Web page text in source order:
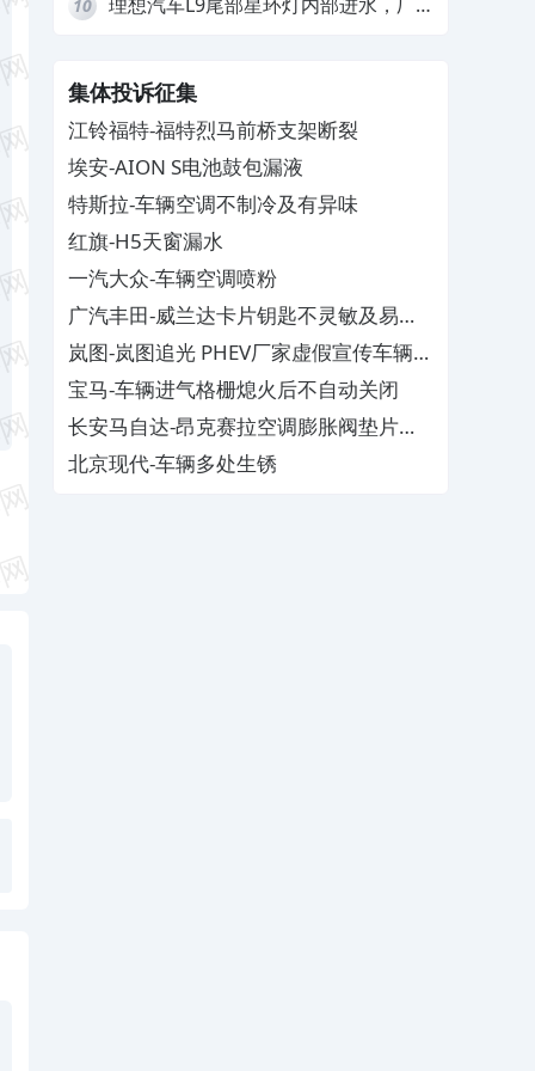
10
集体投诉征集
江铃福特-福特烈马前桥支架断裂
埃安-AION S电池鼓包漏液
特斯拉-车辆空调不制冷及有异味
红旗-H5天窗漏水
一汽大众-车辆空调喷粉
广汽丰田-威兰达卡片钥匙不灵敏及易消
磁
岚图-岚图追光 PHEV厂家虚假宣传车辆配
置与功能
宝马-车辆进气格栅熄火后不自动关闭
长安马自达-昂克赛拉空调膨胀阀垫片生
锈
北京现代-车辆多处生锈